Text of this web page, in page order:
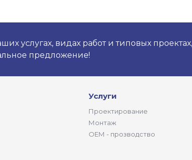
услугах, видах работ и типовых
предложение!
Услуги
Проектирование
Монтаж
ОЕМ - прозводство